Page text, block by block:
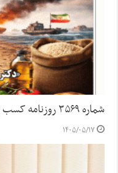
شماره ۳۵۶۹ روزنامه کسب و کار
۱۴۰۵/۰۵/۱۷